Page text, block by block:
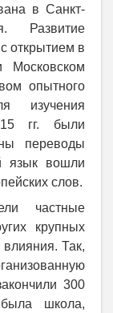
в Санкт-
Развитие
открытием в
опытного
изучения
гг. были
переводы
язык вошли
слов.
частные
крупных
влияния. Так,
300
школа,